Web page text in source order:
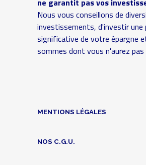
ne garantit pas vos
Nous vous conseillons de
investissements, d'investir une
significative de votre épargne
sommes dont vous n'aurez pas
MENTIONS LÉGALES
NOS C.G.U.